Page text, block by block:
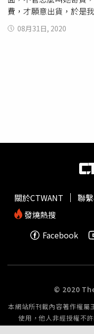
費，才願意出貨，於是
現金，並簽下收款證明
愈生氣，一開始顧靜怡
靜怡文件錯誤百出，一
「居間辦事」的。（圖
開了兩次庭，第一次在
我認識大有來頭的律師，
叫廣東省的人弄死你們
夠！」小陳告訴本刊，
料都沒看到，口罩廠商
顧女聽到是記者便問：
回應後，顧女提高音量
將電話掛斷，並未多做
08月31日, 2020
關於CTWANT 聯
發燒熱搜
Facebook
© 2020
本網站所刊載內容著作權屬
使用，他人非經授權不